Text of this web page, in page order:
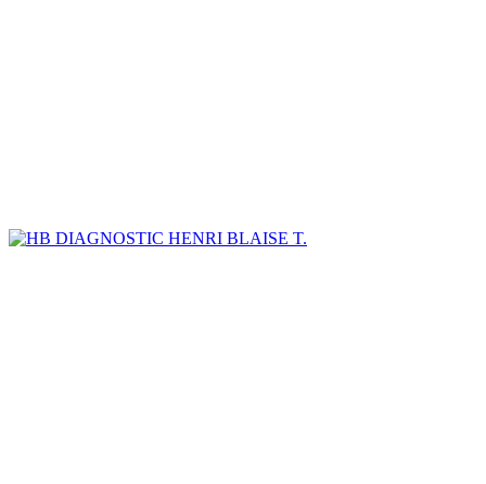
HENRI BLAISE T.